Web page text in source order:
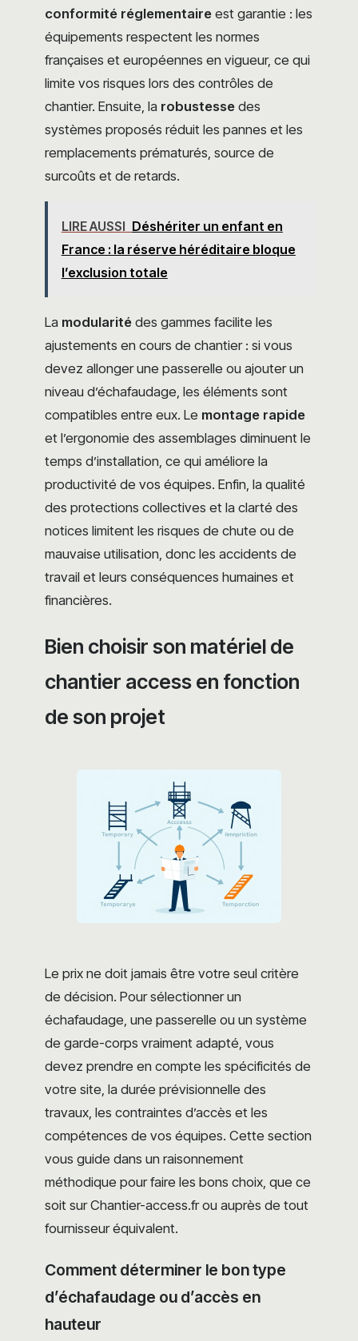
conformité réglementaire est garantie : les
équipements respectent les normes
françaises et européennes en vigueur, ce qui
limite vos risques lors des contrôles de
chantier. Ensuite, la robustesse des
systèmes proposés réduit les pannes et les
remplacements prématurés, source de
surcoûts et de retards.
LIRE AUSSI Déshériter un enfant en
France : la réserve héréditaire bloque
l’exclusion totale
La modularité des gammes facilite les
ajustements en cours de chantier : si vous
devez allonger une passerelle ou ajouter un
niveau d’échafaudage, les éléments sont
compatibles entre eux. Le montage rapide
et l’ergonomie des assemblages diminuent le
temps d’installation, ce qui améliore la
productivité de vos équipes. Enfin, la qualité
des protections collectives et la clarté des
notices limitent les risques de chute ou de
mauvaise utilisation, donc les accidents de
travail et leurs conséquences humaines et
financières.
Bien choisir son matériel de
chantier access en fonction
de son projet
Le prix ne doit jamais être votre seul critère
de décision. Pour sélectionner un
échafaudage, une passerelle ou un système
de garde-corps vraiment adapté, vous
devez prendre en compte les spécificités de
votre site, la durée prévisionnelle des
travaux, les contraintes d’accès et les
compétences de vos équipes. Cette section
vous guide dans un raisonnement
méthodique pour faire les bons choix, que ce
soit sur Chantier-access.fr ou auprès de tout
fournisseur équivalent.
Comment déterminer le bon type
d’échafaudage ou d’accès en
hauteur